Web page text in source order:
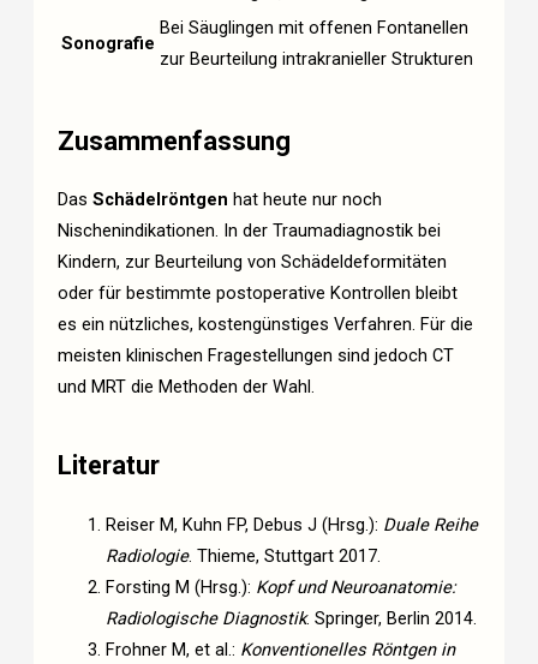
Sonografie
Bei Säuglingen mit offenen Fontanellen
zur Beurteilung intrakranieller Strukturen
Zusammenfassung
Das Schädelröntgen hat heute nur noch
Nischenindikationen. In der Traumadiagnostik bei
Kindern, zur Beurteilung von Schädeldeformitäten
oder für bestimmte postoperative Kontrollen bleibt
es ein nützliches, kostengünstiges Verfahren. Für die
meisten klinischen Fragestellungen sind jedoch CT
und MRT die Methoden der Wahl.
Literatur
Reiser M, Kuhn FP, Debus J (Hrsg.): Duale Reihe
Radiologie. Thieme, Stuttgart 2017.
Forsting M (Hrsg.): Kopf und Neuroanatomie:
Radiologische Diagnostik. Springer, Berlin 2014.
Frohner M, et al.: Konventionelles Röntgen in